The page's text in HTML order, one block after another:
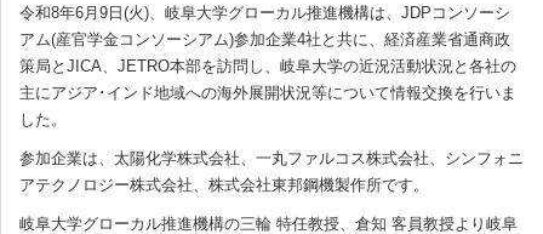
令和8年6月9日(火)、岐阜大学グローカル推進機構は、JDPコンソーシ
アム(産官学金コンソーシアム)参加企業4社と共に、経済産業省通商政
策局とJICA、JETRO本部を訪問し、岐阜大学の近況活動状況と各社の
主にアジア･インド地域への海外展開状況等について情報交換を行いま
した。
参加企業は、太陽化学株式会社、一丸ファルコス株式会社、シンフォニ
アテクノロジー株式会社、株式会社東邦鋼機製作所です。
岐阜大学グローカル推進機構の三輪 特任教授、倉知 客員教授より岐阜